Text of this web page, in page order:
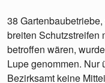
38
breiten Schutzstreifen
betroffen wären,
Lupe genommen. Nur
Bezirksamt keine